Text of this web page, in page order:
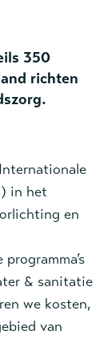
350
richten
in het
en
& sanitatie
we kosten,
van